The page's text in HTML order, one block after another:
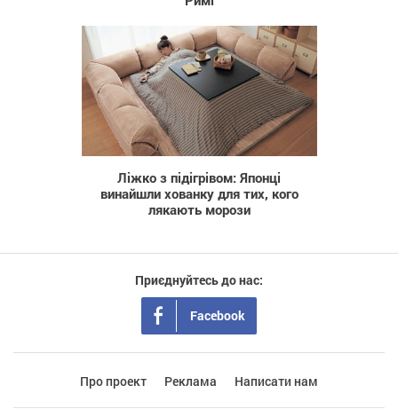
1 916
Ліжко з підігрівом: Японці
винайшли хованку для тих, кого
лякають морози
Приєднуйтесь до нас:
Facebook
Про проект Реклама Написати нам